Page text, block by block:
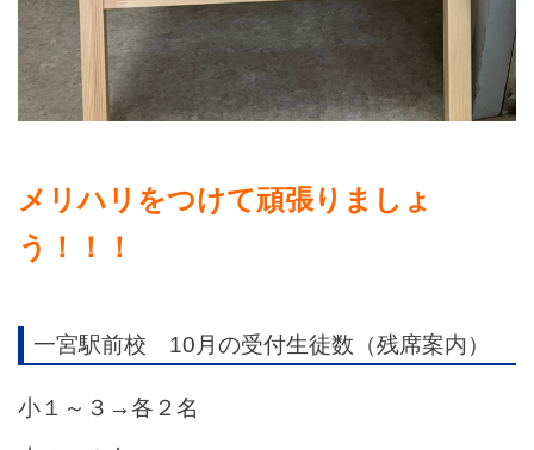
メリハリをつけて頑張りましょ
う！！！
一宮駅前校 10月の受付生徒数（残席案内）
小１～３→各２名